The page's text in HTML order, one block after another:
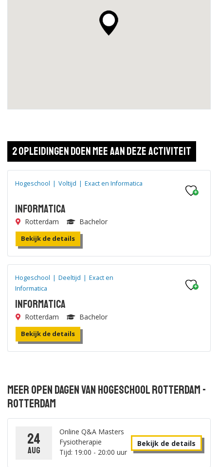
2 opleidingen doen mee aan deze activiteit
Hogeschool | Voltijd | Exact en Informatica
Informatica
Rotterdam Bachelor
Bekijk de details
Hogeschool | Deeltijd | Exact en
Informatica
Informatica
Rotterdam Bachelor
Bekijk de details
Meer open dagen van Hogeschool Rotterdam -
Rotterdam
24
aug
Online Q&A Masters
Fysiotherapie
Tijd: 19:00 - 20:00 uur
Bekijk de details